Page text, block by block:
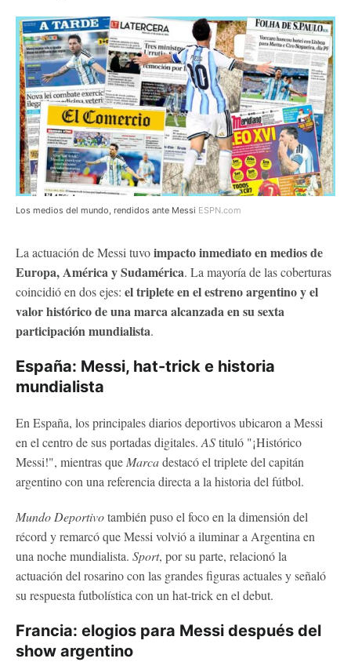
Los medios del mundo, rendidos ante Messi ESPN.com
La actuación de Messi tuvoimpacto inmediato en medios de
Europa, América y Sudamérica. La mayoría de las coberturas
coincidió en dos ejes: el triplete en el estreno argentino y el
valor histórico de una marca alcanzada en su sexta
participación mundialista.
España: Messi, hat-trick e historia
mundialista
En España, los principales diarios deportivos ubicaron a Messi
en el centro de sus portadas digitales. AStituló "¡Histórico
Messi!", mientras que Marcadestacó el triplete del capitán
argentino con una referencia directa a la historia del fútbol.
Mundo Deportivotambién puso el foco en la dimensión del
récord y remarcó que Messi volvió a iluminar a Argentina en
una noche mundialista. Sport, por su parte, relacionó la
actuación del rosarino con las grandes figuras actuales y señaló
su respuesta futbolística con un hat-trick en el debut.
Francia: elogios para Messi después del
show argentino